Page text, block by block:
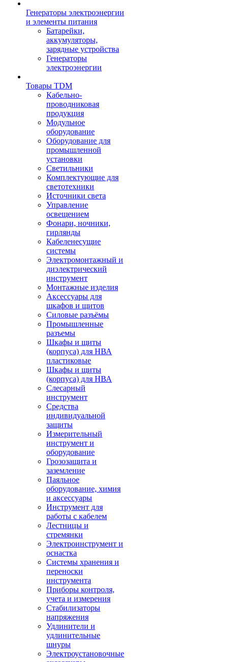
Генераторы электроэнергии
и элементы питания
Батарейки,
аккумуляторы,
зарядные устройства
Генераторы
электроэнергии
Товары TDM
Кабельно-
проводниковая
продукция
Модульное
оборудование
Оборудование для
промышленной
установки
Светильники
Комплектующие для
светотехники
Источники света
Управление
освещением
Фонари, ночники,
гирлянды
Кабеленесущие
системы
Электромонтажный и
диэлектрический
инструмент
Монтажные изделия
Аксессуары для
шкафов и щитов
Силовые разъёмы
Промышленные
разъемы
Шкафы и щиты
(корпуса) для НВА
пластиковые
Шкафы и щиты
(корпуса) для НВА
Слесарный
инструмент
Средства
индивидуальной
защиты
Измерительный
инструмент и
оборудование
Грозозащита и
заземление
Паяльное
оборудование, химия
и аксессуары
Инструмент для
работы с кабелем
Лестницы и
стремянки
Электроинструмент и
оснастка
Системы хранения и
переноски
инструмента
Приборы контроля,
учета и измерения
Стабилизаторы
напряжения
Удлинители и
удлинительные
шнуры
Электроустановочные